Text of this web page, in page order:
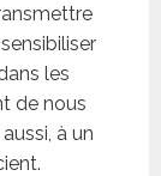
les
de nous
à un